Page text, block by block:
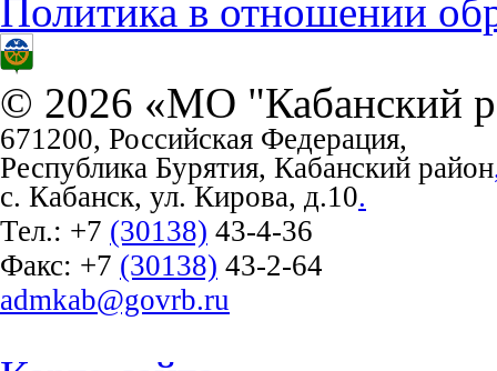
Политика в отношении
© 2026 «МО "Кабанский
671200, Российская Федерация,
Республика Бурятия, Кабанский район
с. Кабанск, ул. Кирова, д.10.
Тел.: +7 (30138) 43-4-36
Факс: +7 (30138) 43-2-64
admkab@govrb.ru